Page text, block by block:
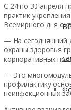
С 24 по 30 апреля
практик
Всемирного дня
— На сегодняшний
охраны здоровья
корпоративных
— Это
профилактику
неинфекционных